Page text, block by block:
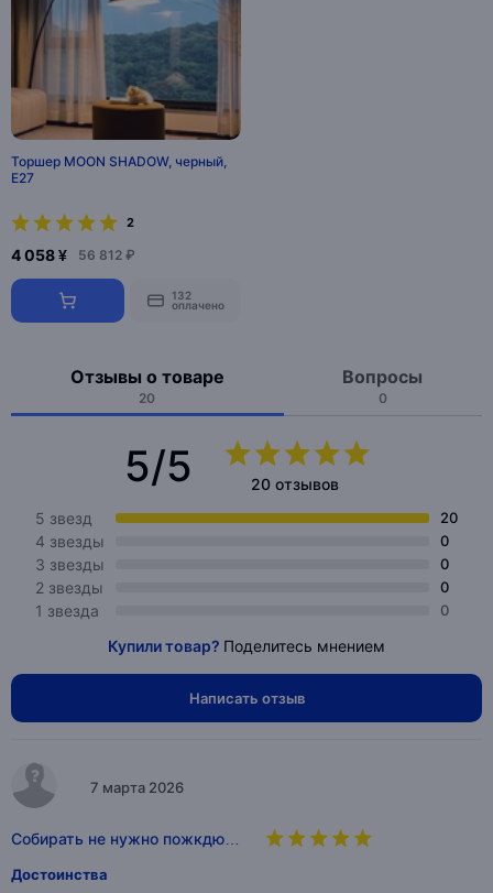
Торшер MOON SHADOW, черный,
E27
2
4 058 ¥ 56 812 ₽
132
оплачено
Отзывы о товаре
20
Вопросы
0
5/5
20 отзывов
5 звезд
20
4 звезды 0
3 звезды 0
2 звезды 0
1 звезда 0
Купили товар? Поделитесь мнением
Написать отзыв
7 марта 2026
Собирать не нужно пожкдю…
Достоинства